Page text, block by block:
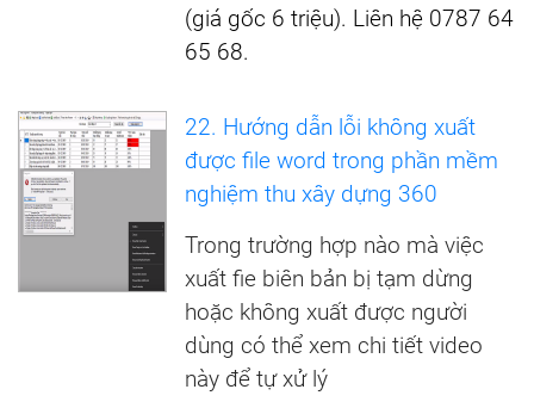
(giá gốc 6 triệu). Liên hệ 0787 64
65 68.
22. Hướng dẫn lỗi không xuất
được file word trong phần mềm
nghiệm thu xây dựng 360
Trong trường hợp nào mà việc
xuất fie biên bản bị tạm dừng
hoặc không xuất được người
dùng có thể xem chi tiết video
này để tự xử lý